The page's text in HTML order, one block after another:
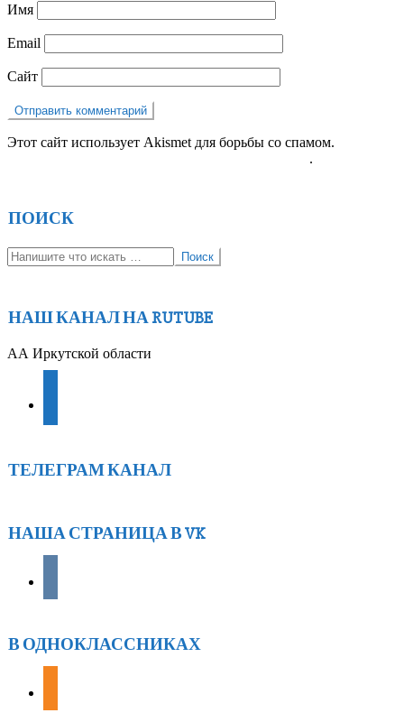
Имя
Email
Сайт
Этот сайт использует Akismet для борьбы со спамом.
.
ПОИСК
Поиск
НАШ КАНАЛ НА RUTUBE
АА Иркутской области
ТЕЛЕГРАМ КАНАЛ
НАША СТРАНИЦА В VK
В ОДНОКЛАССНИКАХ